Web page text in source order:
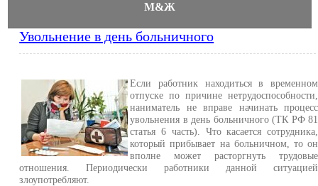
М&Ж
Увольнение в день больничного
Если работник находиться в временном
отпуске по причине нетрудоспособности,
наниматель не вправе начинать процесс
увольнения в день больничного (ТК РФ 81
статья 6 часть). Что касается сотрудника,
который прибывает на больничном, то он
вполне может расторгнуть трудовые
отношения. Периодически работники данной ситуацией
злоупотребляют.